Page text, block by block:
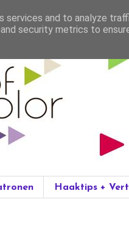
Haaktips +
and to analyze
security metrics to